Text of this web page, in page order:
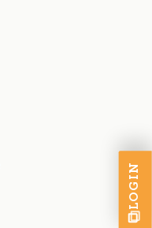
LOGIN